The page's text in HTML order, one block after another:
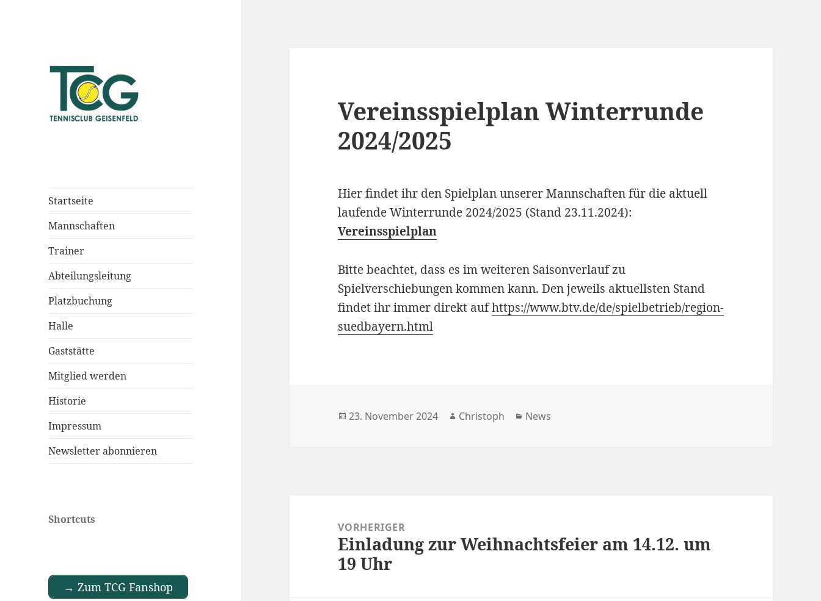
Startseite
Mannschaften
Trainer
Abteilungsleitung
Platzbuchung
Halle
Gaststätte
Mitglied werden
Historie
Impressum
Newsletter abonnieren
Shortcuts
→ Zum TCG Fanshop
Vereinsspielplan Winterrunde
2024/2025
Hier findet ihr den Spielplan unserer Mannschaften für die aktuell
laufende Winterrunde 2024/2025 (Stand 23.11.2024):
Vereinsspielplan
Bitte beachtet, dass es im weiteren Saisonverlauf zu
Spielverschiebungen kommen kann. Den jeweils aktuellsten Stand
findet ihr immer direkt aufhttps://www.btv.de/de/spielbetrieb/region-
suedbayern.html
Veröffentlicht
23. November 2024 Autor
Christoph Kategorien
News
VORHERIGER
Vorheriger
Beitrag:
Einladung zur Weihnachtsfeier am 14.12. um
19 Uhr